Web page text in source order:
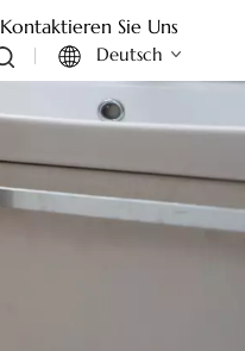
Kontaktieren Sie Uns
Deutsch
Français